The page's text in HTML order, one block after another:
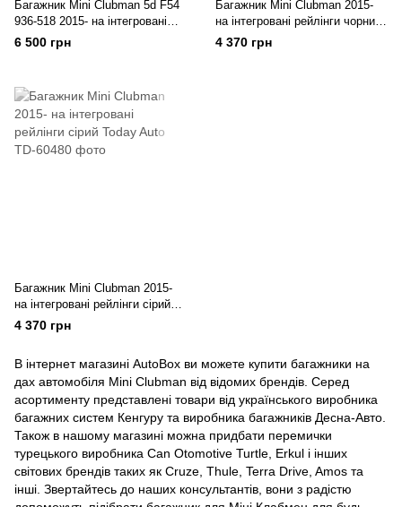
Багажник Mini Clubman 5d F54
936-518 2015- на інтегровані
рейлінги
6 500 грн
Багажник Mini Clubman 2015-
на інтегровані рейлінги чорний
Today Auto
4 370 грн
Багажник Mini Clubman 2015-
на інтегровані рейлінги сірий
Today Auto
4 370 грн
В інтернет магазині AutoBox ви можете купити багажники на
дах автомобіля Mini Clubman від відомих брендів. Серед
асортименту представлені товари від українського виробника
багажних систем Кенгуру та виробника багажників Десна-Авто.
Також в нашому магазині можна придбати перемички
турецького виробника Can Otomotive Turtle, Erkul і інших
світових брендів таких як Cruze, Thule, Terra Drive, Amos та
інші. Звертайтесь до наших консультантів, вони з радістю